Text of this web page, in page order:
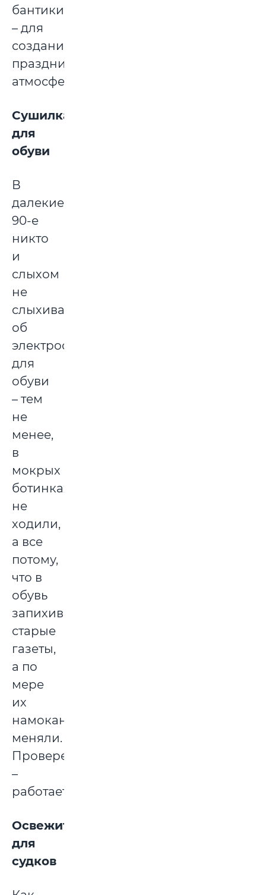
бантики
– для
создания
праздничной
атмосферы.
Сушилка
для
обуви
В
далекие
90-е
никто
и
слыхом
не
слыхивал
об
электросушилках
для
обуви
– тем
не
менее,
в
мокрых
ботинках
не
ходили,
а все
потому,
что в
обувь
запихивали
старые
газеты,
а по
мере
их
намокания
меняли.
Проверено
–
работает.
Освежитель
для
судков